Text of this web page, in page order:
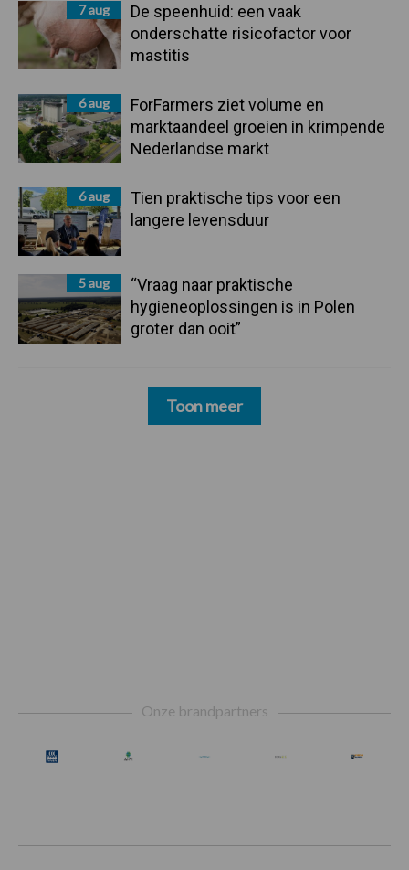
7 aug
De speenhuid: een vaak
onderschatte risicofactor voor
mastitis
6 aug
ForFarmers ziet volume en
marktaandeel groeien in krimpende
Nederlandse markt
6 aug
Tien praktische tips voor een
langere levensduur
5 aug
“Vraag naar praktische
hygieneoplossingen is in Polen
groter dan ooit”
Toon meer
Onze brandpartners